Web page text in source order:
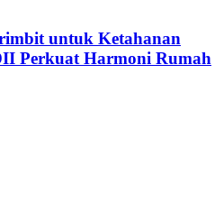
untuk Ketahanan
Perkuat Harmoni Rumah